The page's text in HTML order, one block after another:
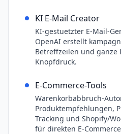
KI E-Mail Creator
KI-gestuetzter E-Mail-
OpenAI erstellt
Betreffzeilen und ganze
Knopfdruck.
E-Commerce-Tools
Warenkorbabbruch-
Produktempfehlungen,
Tracking und Shopify/
für direkten E-